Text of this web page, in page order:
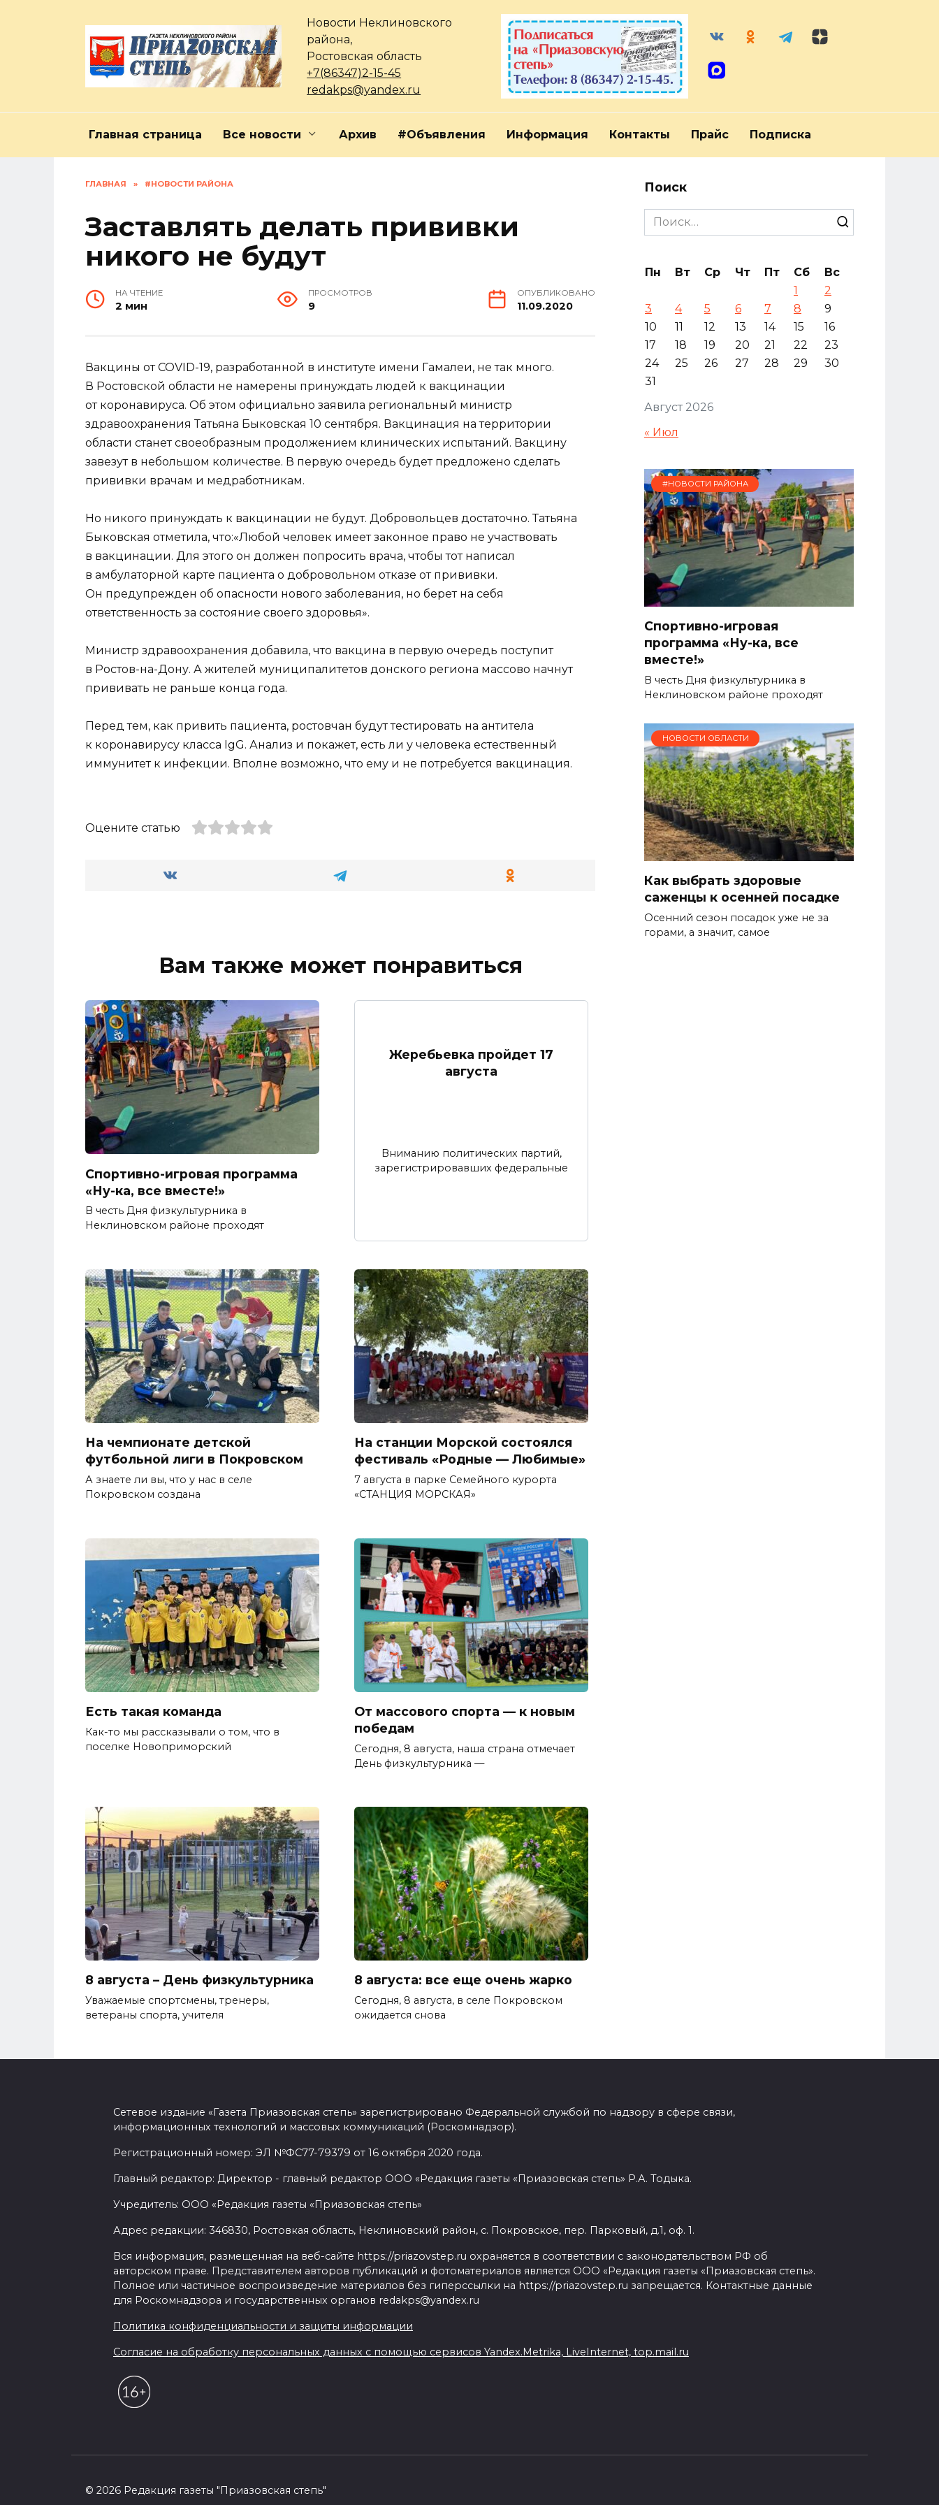
Новости Неклиновского
района,
Ростовская область
+7(86347)2-15-45
redakps@yandex.ru
Главная страница Все новости Архив #Объявления Информация Контакты Прайс Подписка
ГЛАВНАЯ » #НОВОСТИ РАЙОНА
Заставлять делать прививки
никого не будут
НА ЧТЕНИЕ
2 мин
ПРОСМОТРОВ
9
ОПУБЛИКОВАНО
11.09.2020
Вакцины от COVID-19, разработанной в институте имени Гамалеи, не так много.
В Ростовской области не намерены принуждать людей к вакцинации
от коронавируса. Об этом официально заявила региональный министр
здравоохранения Татьяна Быковская 10 сентября. Вакцинация на территории
области станет своеобразным продолжением клинических испытаний. Вакцину
завезут в небольшом количестве. В первую очередь будет предложено сделать
прививки врачам и медработникам.
Но никого принуждать к вакцинации не будут. Добровольцев достаточно. Татьяна
Быковская отметила, что:«Любой человек имеет законное право не участвовать
в вакцинации. Для этого он должен попросить врача, чтобы тот написал
в амбулаторной карте пациента о добровольном отказе от прививки.
Он предупрежден об опасности нового заболевания, но берет на себя
ответственность за состояние своего здоровья».
Министр здравоохранения добавила, что вакцина в первую очередь поступит
в Ростов-на-Дону. А жителей муниципалитетов донского региона массово начнут
прививать не раньше конца года.
Перед тем, как привить пациента, ростовчан будут тестировать на антитела
к коронавирусу класса IgG. Анализ и покажет, есть ли у человека естественный
иммунитет к инфекции. Вполне возможно, что ему и не потребуется вакцинация.
Оцените статью
Вам также может понравиться
Спортивно-игровая программа
«Ну-ка, все вместе!»
В честь Дня физкультурника в
Неклиновском районе проходят
Жеребьевка пройдет 17
августа
Вниманию политических партий,
зарегистрировавших федеральные
На чемпионате детской
футбольной лиги в Покровском
А знаете ли вы, что у нас в селе
Покровском создана
На станции Морской состоялся
фестиваль «Родные — Любимые»
7 августа в парке Семейного курорта
«СТАНЦИЯ МОРСКАЯ»
Есть такая команда
Как-то мы рассказывали о том, что в
поселке Новоприморский
От массового спорта — к новым
победам
Сегодня, 8 августа, наша страна отмечает
День физкультурника —
8 августа – День физкультурника
Уважаемые спортсмены, тренеры,
ветераны спорта, учителя
8 августа: все еще очень жарко
Сегодня, 8 августа, в селе Покровском
ожидается снова
Поиск
Search
for:
Август 2026
Пн Вт Ср Чт Пт Сб
Вс
1
2
3
4 5 6 7 8
9
10
11 12 13 14 15
16
17
18 19 20 21 22
23
24
25 26 27 28 29
30
31
« Июл
#НОВОСТИ РАЙОНА
Спортивно-игровая
программа «Ну-ка, все
вместе!»
В честь Дня физкультурника в
Неклиновском районе проходят
НОВОСТИ ОБЛАСТИ
Как выбрать здоровые
саженцы к осенней посадке
Осенний сезон посадок уже не за
горами, а значит, самое
Сетевое издание «Газета Приазовская степь» зарегистрировано Федеральной службой по надзору в сфере связи,
информационных технологий и массовых коммуникаций (Роскомнадзор).
Регистрационный номер: ЭЛ №ФС77-79379 от 16 октября 2020 года.
Главный редактор: Директор - главный редактор ООО «Редакция газеты «Приазовская степь» Р.А. Тодыка.
Учредитель: ООО «Редакция газеты «Приазовская степь»
Адрес редакции: 346830, Ростовкая область, Неклиновский район, с. Покровское, пер. Парковый, д.1, оф. 1.
Вся информация, размещенная на веб-сайте https://priazovstep.ru охраняется в соответствии с законодательством РФ об
авторском праве. Представителем авторов публикаций и фотоматериалов является ООО «Редакция газеты «Приазовская степь».
Полное или частичное воспроизведение материалов без гиперссылки на https://priazovstep.ru запрещается. Контактные данные
для Роскомнадзора и государственных органов redakps@yandex.ru
Политика конфиденциальности и защиты информации
Согласие на обработку персональных данных с помощью сервисов Yandex.Metrika, LiveInternet, top.mail.ru
© 2026 Редакция газеты "Приазовская степь"